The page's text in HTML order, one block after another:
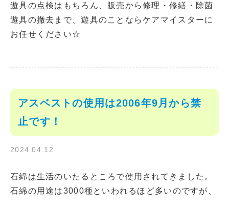
遊具の点検はもちろん、販売から修理・修繕・除菌
遊具の撤去まで、遊具のことならケアマイスターに
お任せください☆
アスベストの使用は2006年9月から禁
止です！
2024.04.12
石綿は生活のいたるところで使用されてきました。
石綿の用途は3000種といわれるほど多いのですが、